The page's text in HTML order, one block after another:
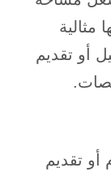
مثالية
أو تقديم
أو تقديم